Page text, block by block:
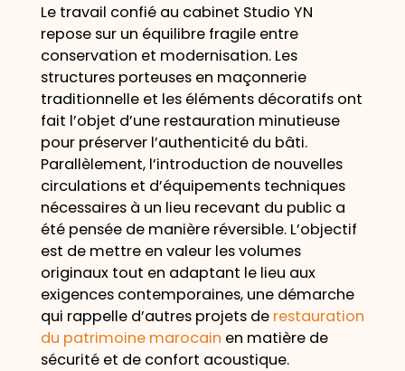
Le travail confié au cabinet Studio YN
repose sur un équilibre fragile entre
conservation et modernisation. Les
structures porteuses en maçonnerie
traditionnelle et les éléments décoratifs ont
fait l’objet d’une restauration minutieuse
pour préserver l’authenticité du bâti.
Parallèlement, l’introduction de nouvelles
circulations et d’équipements techniques
nécessaires à un lieu recevant du public a
été pensée de manière réversible. L’objectif
est de mettre en valeur les volumes
originaux tout en adaptant le lieu aux
exigences contemporaines, une démarche
qui rappelle d’autres projets de restauration
du patrimoine marocain en matière de
sécurité et de confort acoustique.